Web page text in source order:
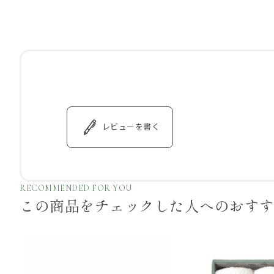
レビューを書く
RECOMMENDED FOR YOU
この商品をチェックした 人へのおす